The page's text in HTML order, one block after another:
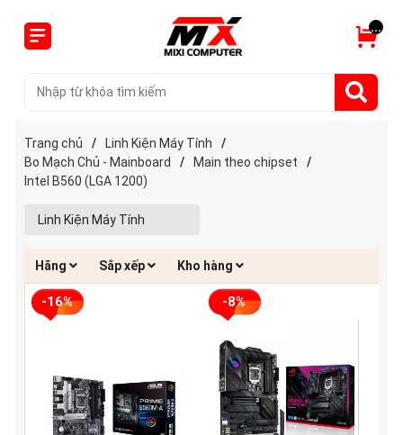
...
Trang chủ / Linh Kiện Máy Tính
/
Bo Mạch Chủ - Mainboard
/ Main theo chipset
/
Intel B560 (LGA 1200)
Linh Kiện Máy Tính
Hãng Sắp xếp Kho hàng
-16% -8%